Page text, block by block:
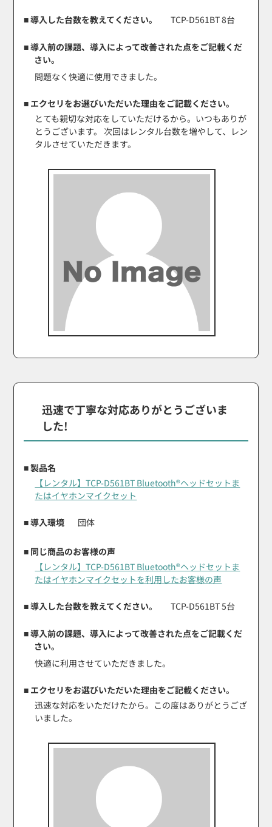
■ 導入した台数を教えてください。 TCP-D561BT 8台
■ 導入前の課題、導入によって改善された点をご記載くだ
さい。
問題なく快適に使用できました。
■ エクセリをお選びいただいた理由をご記載ください。
とても親切な対応をしていただけるから。いつもありが
とうございます。 次回はレンタル台数を増やして、レン
タルさせていただきます。
迅速で丁寧な対応ありがとうございま
した!
■ 製品名
【レンタル】TCP-D561BT Bluetooth®ヘッドセットま
たはイヤホンマイクセット
■ 導入環境 団体
■ 同じ商品のお客様の声
【レンタル】TCP-D561BT Bluetooth®ヘッドセットま
たはイヤホンマイクセットを利用したお客様の声
■ 導入した台数を教えてください。 TCP-D561BT 5台
■ 導入前の課題、導入によって改善された点をご記載くだ
さい。
快適に利用させていただきました。
■ エクセリをお選びいただいた理由をご記載ください。
迅速な対応をいただけたから。この度はありがとうござ
いました。